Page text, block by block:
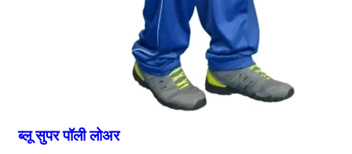
ब्लू सुपर पॉली लोअर